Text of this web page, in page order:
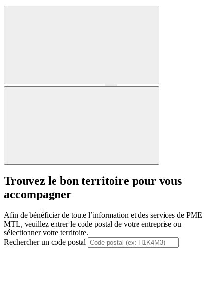
Précédent
Trouvez le bon territoire pour vous
accompagner
Afin de bénéficier de toute l’information et des services de PME
MTL, veuillez entrer le code postal de votre entreprise ou
sélectionner votre territoire.
Rechercher un code postal